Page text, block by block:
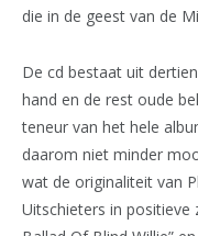
die in de geest van de
De cd bestaat uit
hand en de rest oude
teneur van het hele
daarom niet minder
wat de originaliteit van
Uitschieters in positieve